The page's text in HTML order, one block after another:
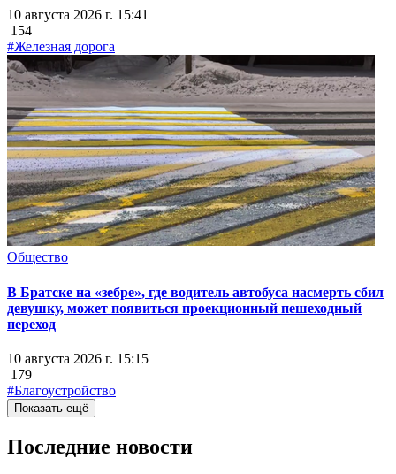
10 августа 2026 г. 15:41
154
#Железная дорога
Общество
В Братске на «зебре», где водитель автобуса насмерть сбил
девушку, может появиться проекционный пешеходный
переход
10 августа 2026 г. 15:15
179
#Благоустройство
Показать ещё
Последние новости